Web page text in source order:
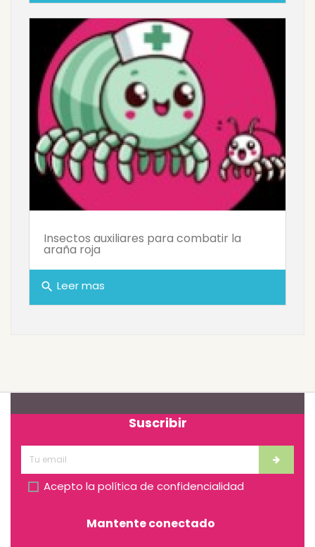
Insectos auxiliares para combatir la
araña roja
search Leer mas
Suscribir
Acepto la política de confidencialidad
Mantente conectado